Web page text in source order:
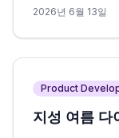
2026년 6월 13일
Product
지성 여름 다